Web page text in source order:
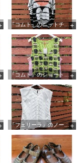
『コムト』のニットチュニックは、大胆なデザインが新鮮です！
『コムト』のショートベストは白いTシャツやノースリーブのワンピースと合いそう♫
『フェリーラ』のノースリーブシャツはディテールが凝っていてステキです